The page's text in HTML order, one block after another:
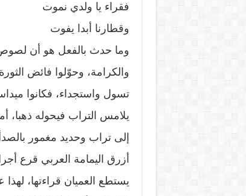
فقراء يا ولدي نموت
وقطارنا أبدا يفوت
وما حدث بالفعل هو أن لصوص
والكرامة، وحوّلوا فائض
تسول واستجداء، فكانوا
يلامس التراب فيحوله
إلى تراب وحديد مغمور
أزرق اليمامة العربي قرع
يستطع العميان قراءتها،